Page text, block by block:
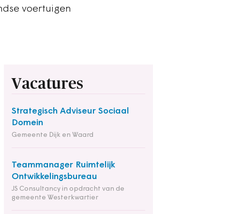
voertuigen
Vacatures
Strategisch Adviseur Sociaal
Domein
Gemeente Dijk en Waard
Teammanager Ruimtelijk
Ontwikkelingsbureau
JS Consultancy in opdracht van de
gemeente Westerkwartier